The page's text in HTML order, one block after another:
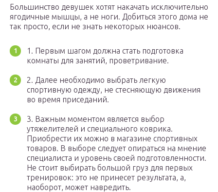
Большинство девушек хотят накачать исключительно
ягодичные мышцы, а не ноги. Добиться этого дома не
так просто, если не знать некоторых нюансов.
1. Первым шагом должна стать подготовка
комнаты для занятий, проветривание.
2. Далее необходимо выбрать легкую
спортивную одежду, не стесняющую движения
во время приседаний.
3. Важным моментом является выбор
утяжелителей и специального коврика.
Приобрести их можно в магазине спортивных
товаров. В выборе следует опираться на мнение
специалиста и уровень своей подготовленности.
Не стоит выбирать большой груз для первых
тренировок: это не принесет результата, а,
наоборот, может навредить.